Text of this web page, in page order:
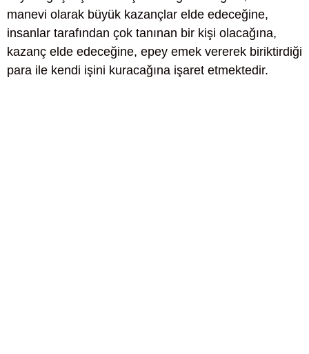
manevi olarak büyük kazançlar elde edeceğine,
insanlar tarafından çok tanınan bir kişi olacağına,
kazanç elde edeceğine, epey emek vererek biriktirdiği
para ile kendi işini kuracağına işaret etmektedir.